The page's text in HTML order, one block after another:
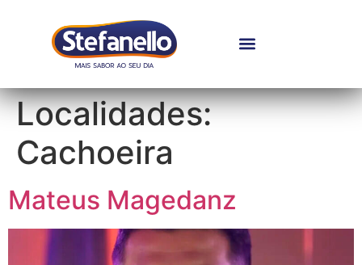
Localidades:
Cachoeira
Mateus Magedanz